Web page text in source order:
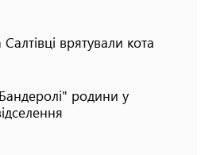
Салтівці врятували кота
родини у